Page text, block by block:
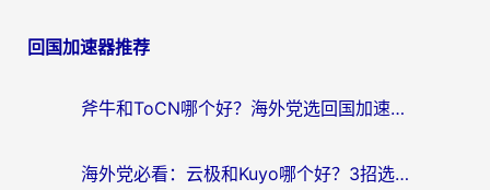
导
回国加速器推荐
斧牛和ToCN哪个好？海外党选回国加速器的避坑指南（附免费工具推荐）
海外党必看：云极和Kuyo哪个好？3招选对回国加速器，无缝刷国内资源